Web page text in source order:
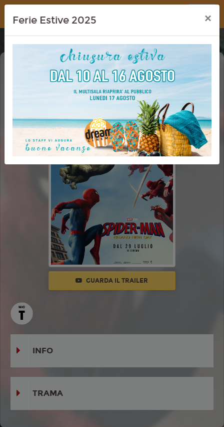
Dream Cinema
SPIDER-MAN: BRAND NEW DAY
GUARDA IL TRAILER
INFO
TRAMA
Ferie Estive 2025 ×